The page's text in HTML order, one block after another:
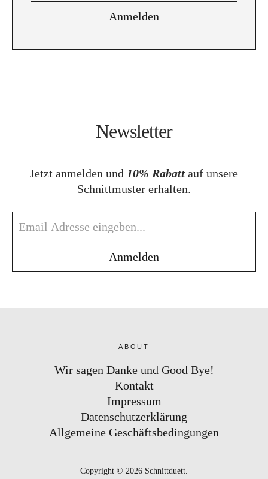
Newsletter
Jetzt anmelden und 10% Rabatt auf unsere
Schnittmuster erhalten.
ABOUT
Wir sagen Danke und Good Bye!
Kontakt
Impressum
Datenschutzerklärung
Allgemeine Geschäftsbedingungen
Copyright © 2026 Schnittduett